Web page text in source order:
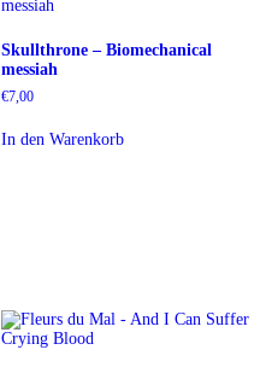
Skullthrone – Biomechanical
messiah
€7,00
In den Warenkorb